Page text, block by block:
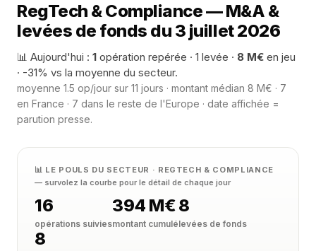
RegTech & Compliance — M&A &
levées de fonds du 3 juillet 2026
📊 Aujourd'hui : 1 opération repérée · 1 levée · 8 M€ en jeu
· -31% vs la moyenne du secteur.
moyenne 1.5 op/jour sur 11 jours · montant médian 8 M€ · 7
en France · 7 dans le reste de l'Europe · date affichée =
parution presse.
📊 LE POULS DU SECTEUR · REGTECH & COMPLIANCE
— survolez la courbe pour le détail de chaque jour
16
opérations suivies
394 M€
montant cumulé
8
levées de fonds
8